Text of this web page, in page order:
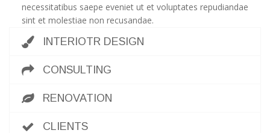
necessitatibus saepe eveniet ut et voluptates repudiandae
sint et molestiae non recusandae.
INTERIOTR DESIGN
CONSULTING
RENOVATION
CLIENTS